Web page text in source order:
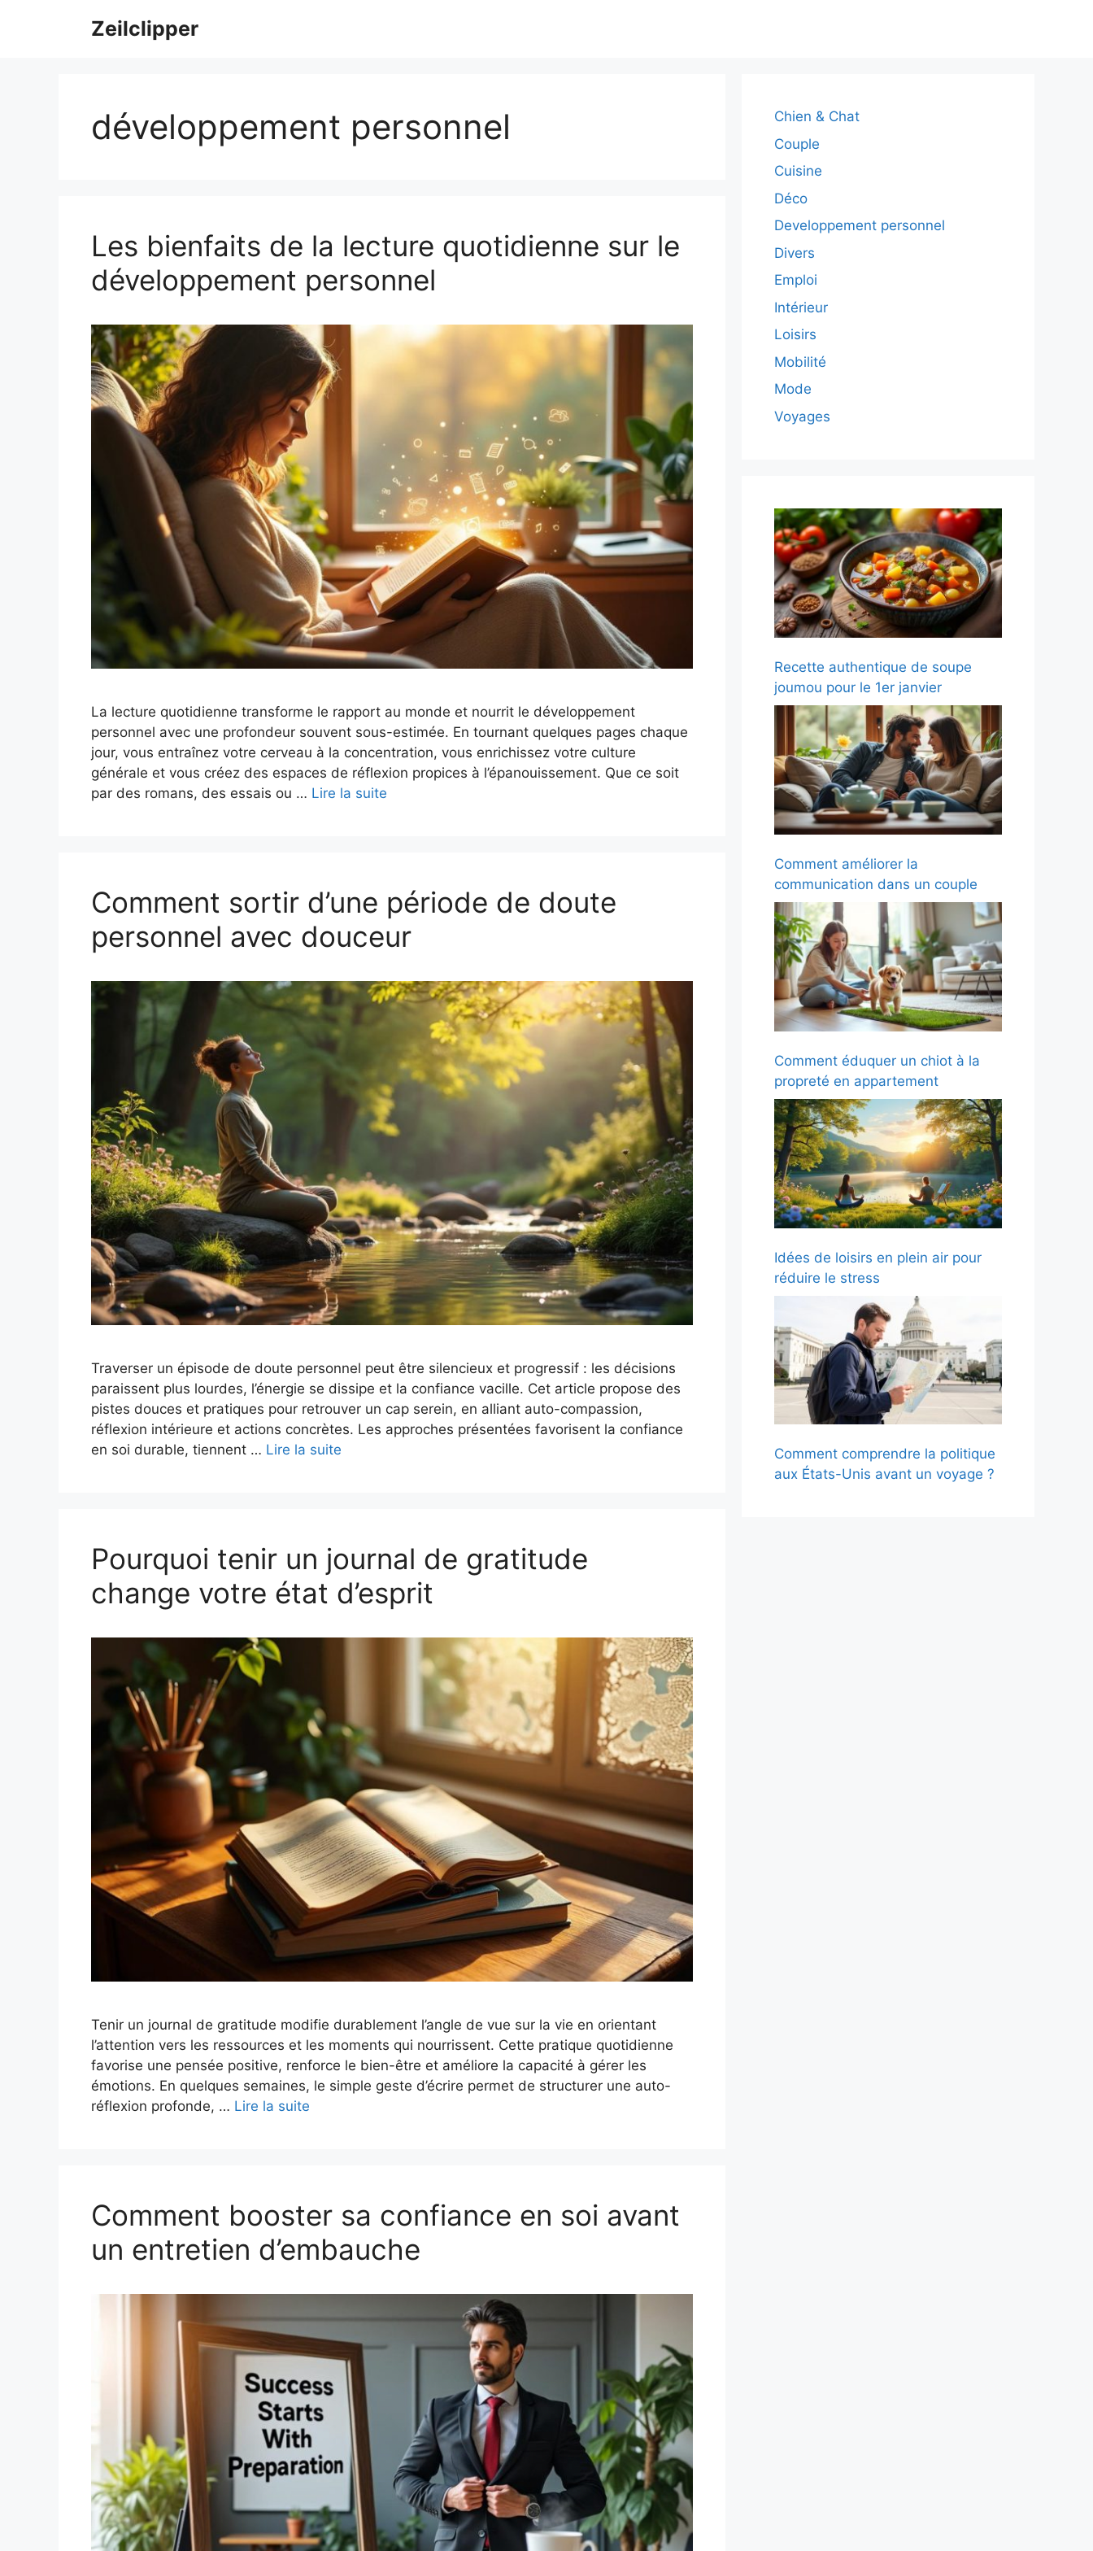
Zeilclipper
développement personnel
Les bienfaits de la lecture quotidienne sur le
développement personnel
La lecture quotidienne transforme le rapport au monde et nourrit le développement
personnel avec une profondeur souvent sous-estimée. En tournant quelques pages chaque
jour, vous entraînez votre cerveau à la concentration, vous enrichissez votre culture
générale et vous créez des espaces de réflexion propices à l’épanouissement. Que ce soit
par des romans, des essais ou … Lire la suite
Comment sortir d’une période de doute
personnel avec douceur
Traverser un épisode de doute personnel peut être silencieux et progressif : les décisions
paraissent plus lourdes, l’énergie se dissipe et la confiance vacille. Cet article propose des
pistes douces et pratiques pour retrouver un cap serein, en alliant auto-compassion,
réflexion intérieure et actions concrètes. Les approches présentées favorisent la confiance
en soi durable, tiennent … Lire la suite
Pourquoi tenir un journal de gratitude
change votre état d’esprit
Tenir un journal de gratitude modifie durablement l’angle de vue sur la vie en orientant
l’attention vers les ressources et les moments qui nourrissent. Cette pratique quotidienne
favorise une pensée positive, renforce le bien-être et améliore la capacité à gérer les
émotions. En quelques semaines, le simple geste d’écrire permet de structurer une auto-
réflexion profonde, … Lire la suite
Comment booster sa confiance en soi avant
un entretien d’embauche
Chien & Chat
Couple
Cuisine
Déco
Developpement personnel
Divers
Emploi
Intérieur
Loisirs
Mobilité
Mode
Voyages
Recette authentique de soupe
joumou pour le 1er janvier
Comment améliorer la
communication dans un couple
Comment éduquer un chiot à la
propreté en appartement
Idées de loisirs en plein air pour
réduire le stress
Comment comprendre la politique
aux États-Unis avant un voyage ?